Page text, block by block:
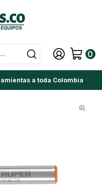
0
a toda Colombia